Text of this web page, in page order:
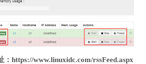
：https://www.linuxidc.com/rssFeed.aspx